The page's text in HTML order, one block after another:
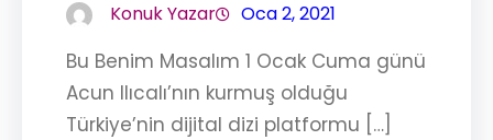
Konuk Yazar Oca 2, 2021
Bu Benim Masalım 1 Ocak Cuma günü
Acun Ilıcalı’nın kurmuş olduğu
Türkiye’nin dijital dizi platformu […]